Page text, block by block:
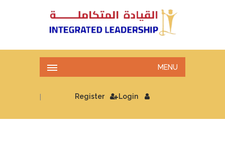
MENU
Login
| Register